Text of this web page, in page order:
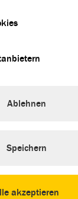
akzeptieren
Ablehnen
Speichern